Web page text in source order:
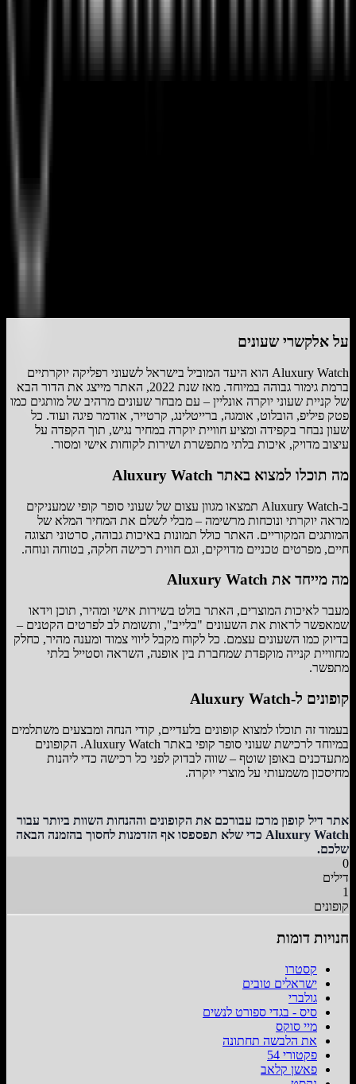
על אלקשרי שעונים
Aluxury Watch הוא היעד המוביל בישראל לשעוני רפליקה יוקרתיים
ברמת גימור גבוהה במיוחד. מאז שנת 2022, האתר מייצג את הדור הבא
של קניית שעוני יוקרה אונליין – עם מבחר שעונים מרהיב של מותגים כמו
פטק פיליפ, הובלוט, אומגה, ברייטלינג, קרטייר, אודמר פיגה ועוד. כל
שעון נבחר בקפידה ומציע חוויית יוקרה במחיר נגיש, תוך הקפדה על
עיצוב מדויק, איכות בלתי מתפשרת ושירות לקוחות אישי ומסור.
מה תוכלו למצוא באתר Aluxury Watch
ב-Aluxury Watch תמצאו מגוון עצום של שעוני סופר קופי שמעניקים
מראה יוקרתי ונוכחות מרשימה – מבלי לשלם את המחיר המלא של
המותגים המקוריים. האתר כולל תמונות באיכות גבוהה, סרטוני תצוגה
חיים, מפרטים טכניים מדויקים, וגם חווית רכישה חלקה, בטוחה ונוחה.
מה מייחד את Aluxury Watch
מעבר לאיכות המוצרים, האתר בולט בשירות אישי ומהיר, תוכן וידאו
שמאפשר לראות את השעונים "בלייב", ותשומת לב לפרטים הקטנים –
בדיוק כמו השעונים עצמם. כל לקוח מקבל ליווי צמוד ומענה מהיר, כחלק
מחוויית קנייה מוקפדת שמחברת בין אופנה, השראה וסטייל בלתי
מתפשר.
קופונים ל-Aluxury Watch
בעמוד זה תוכלו למצוא קופונים בלעדיים, קודי הנחה ומבצעים משתלמים
במיוחד לרכישת שעוני סופר קופי באתר Aluxury Watch. הקופונים
מתעדכנים באופן שוטף – שווה לבדוק לפני כל רכישה כדי ליהנות
מחיסכון משמעותי על מוצרי יוקרה.
אתר דיל קופון מרכז עבורכם את הקופונים וההנחות השוות ביותר עבור
Aluxury Watch כדי שלא תפספסו אף הזדמנות לחסוך בהזמנה הבאה
שלכם.
0
דילים
1
קופונים
חנויות דומות
קסטרו
ישראלים טובים
גולברי
סיס - בגדי ספורט לנשים
מיי סוקס
את הלבשה תחתונה
פקטורי 54
פאשן קלאב